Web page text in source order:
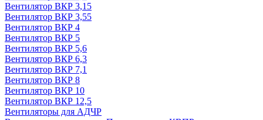
Вентилятор ВКР 3,15
Вентилятор ВКР 3,55
Вентилятор ВКР 4
Вентилятор ВКР 5
Вентилятор ВКР 5,6
Вентилятор ВКР 6,3
Вентилятор ВКР 7,1
Вентилятор ВКР 8
Вентилятор ВКР 10
Вентилятор ВКР 12,5
Вентиляторы для АДЧР